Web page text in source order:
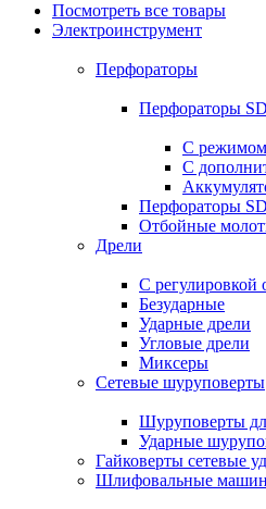
Посмотреть все товары
Электроинструмент
Перфораторы
Перфораторы
С режимом
С
Перфораторы
Отбойные
Дрели
С регулировкой
Безударные
Ударные дрели
Угловые дрели
Миксеры
Сетевые шуруповерты
Шуруповерты
Ударные
Гайковерты сетевые
Шлифовальные